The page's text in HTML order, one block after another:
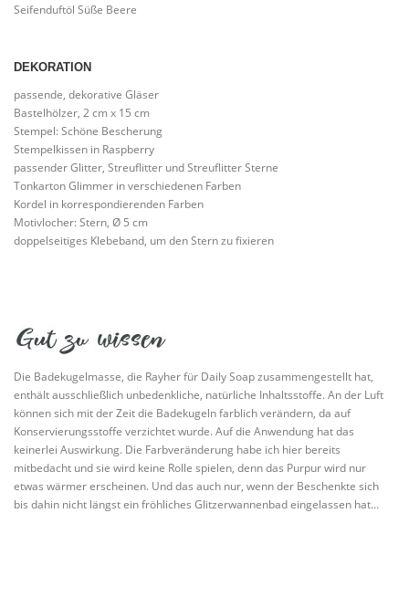
Seifenduftöl Süße Beere
DEKORATION
passende, dekorative Gläser
Bastelhölzer, 2 cm x 15 cm
Stempel: Schöne Bescherung
Stempelkissen in Raspberry
passender Glitter, Streuflitter und Streuflitter Sterne
Tonkarton Glimmer in verschiedenen Farben
Kordel in korrespondierenden Farben
Motivlocher: Stern, Ø 5 cm
doppelseitiges Klebeband, um den Stern zu fixieren
Die Badekugelmasse, die Rayher für Daily Soap zusammengestellt hat,
enthält ausschließlich unbedenkliche, natürliche Inhaltsstoffe. An der Luft
können sich mit der Zeit die Badekugeln farblich verändern, da auf
Konservierungsstoffe verzichtet wurde. Auf die Anwendung hat das
keinerlei Auswirkung. Die Farbveränderung habe ich hier bereits
mitbedacht und sie wird keine Rolle spielen, denn das Purpur wird nur
etwas wärmer erscheinen. Und das auch nur, wenn der Beschenkte sich
bis dahin nicht längst ein fröhliches Glitzerwannenbad eingelassen hat…